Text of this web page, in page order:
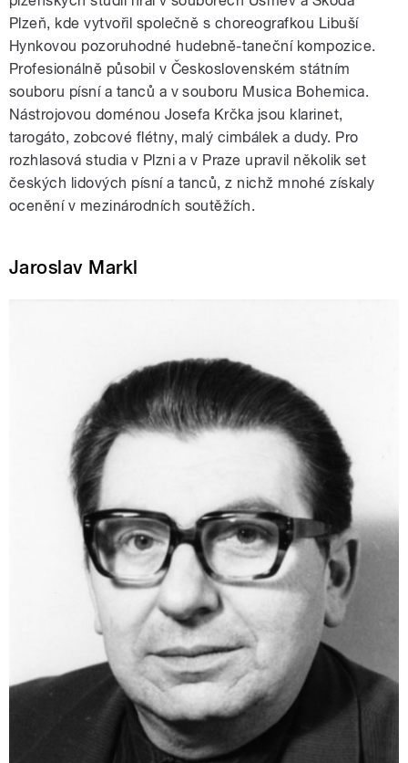
Plzeň, kde vytvořil společně s choreografkou Libuší
Hynkovou pozoruhodné hudebně-taneční kompozice.
Profesionálně působil v Československém státním
souboru písní a tanců a v souboru Musica Bohemica.
Nástrojovou doménou Josefa Krčka jsou klarinet,
tarogáto, zobcové flétny, malý cimbálek a dudy. Pro
rozhlasová studia v Plzni a v Praze upravil několik set
českých lidových písní a tanců, z nichž mnohé získaly
ocenění v mezinárodních soutěžích.
Jaroslav Markl